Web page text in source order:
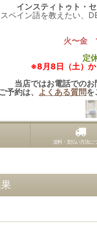
インスティトゥト・
ペイン語を教えたい、
火〜金
定
※8月8日（土）か
当店ではお電話でのお
予約は、 よくある質問を
送料・支払い方法に